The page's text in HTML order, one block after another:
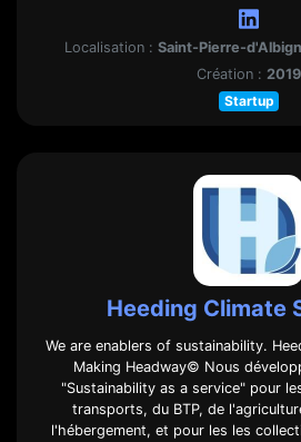
Localisation : Saint-Pierre-
Création : 2019
Startup
Heeding Climate
We are enablers of sustainability.
Making Headway© Nous
"Sustainability as a service" pour
transports, du BTP, de
l'hébergement, et pour les les